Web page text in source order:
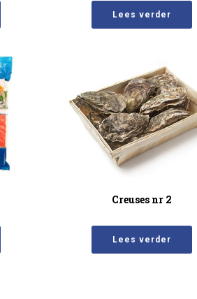
Lees verder
Creuses nr 2
Lees verder